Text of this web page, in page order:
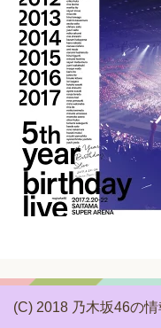
(C) 2018 乃木坂46の情